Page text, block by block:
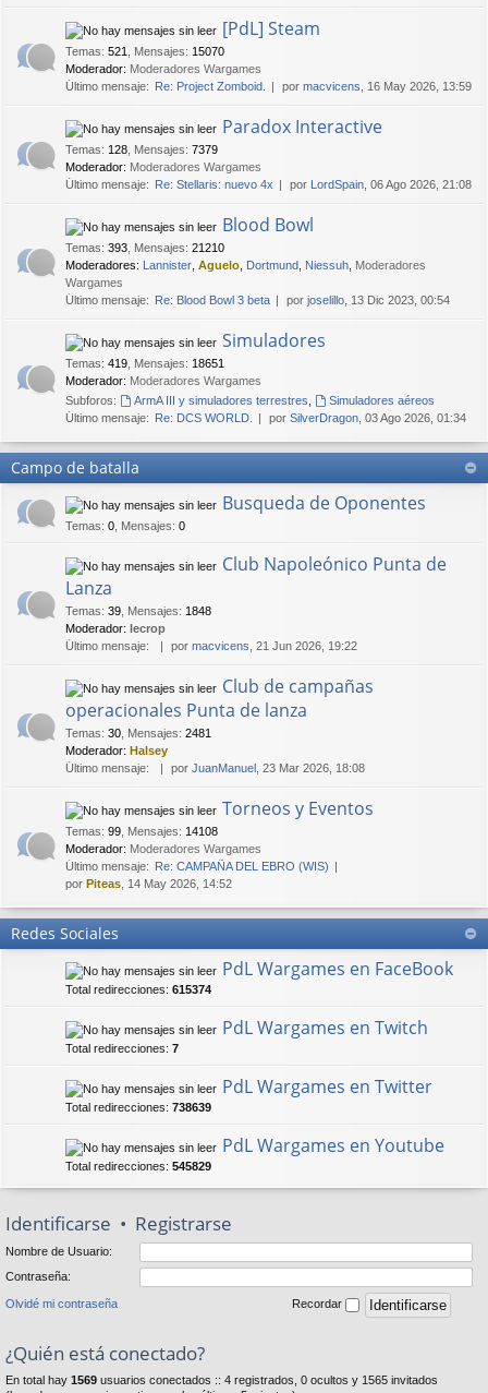
[PdL] Steam
Temas: 521 Mensajes: 15070
Moderador: Moderadores Wargames
Último mensaje: Re: Project Zomboid. por macvicens , 16 May 2026, 13:59
Paradox Interactive
Temas: 128 Mensajes: 7379
Moderador: Moderadores Wargames
Último mensaje: Re: Stellaris: nuevo 4x por LordSpain , 06 Ago 2026, 21:08
Blood Bowl
Temas: 393 Mensajes: 21210
Moderadores: Lannister Aguelo Dortmund Niessuh Moderadores
Wargames
Último mensaje: Re: Blood Bowl 3 beta por joselillo , 13 Dic 2023, 00:54
Simuladores
Temas: 419 Mensajes: 18651
Moderador: Moderadores Wargames
Subforos:
ArmA III y simuladores terrestres
Simuladores aéreos
Último mensaje: Re: DCS WORLD. por SilverDragon , 03 Ago 2026, 01:34
Campo de batalla
Busqueda de Oponentes
Temas: 0 Mensajes: 0
Club Napoleónico Punta de
Lanza
Temas: 39 Mensajes: 1848
Moderador: lecrop
Último mensaje:
por macvicens , 21 Jun 2026, 19:22
Club de campañas
operacionales Punta de lanza
Temas: 30 Mensajes: 2481
Moderador: Halsey
Último mensaje:
por JuanManuel , 23 Mar 2026, 18:08
Torneos y Eventos
Temas: 99 Mensajes: 14108
Moderador: Moderadores Wargames
Último mensaje: Re: CAMPAÑA DEL EBRO (WIS)
por Piteas , 14 May 2026, 14:52
Redes Sociales
PdL Wargames en FaceBook
Total redirecciones: 615374
PdL Wargames en Twitch
Total redirecciones: 7
PdL Wargames en Twitter
Total redirecciones: 738639
PdL Wargames en Youtube
Total redirecciones: 545829
Identificarse • Registrarse
Nombre de Usuario:
Contraseña:
Olvidé mi contraseña Recordar
¿Quién está conectado?
En total hay 1569 usuarios conectados :: 4 registrados, 0 ocultos y 1565 invitados